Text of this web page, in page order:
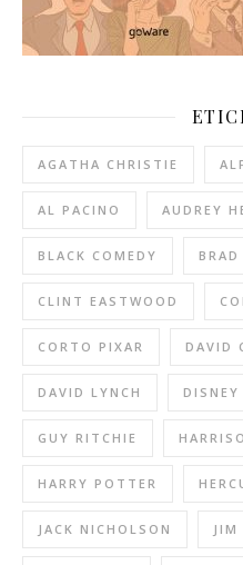
AGATHA CHRISTIE
AL PACINO AUDREY
BLACK COMEDY
CLINT EASTWOOD
CORTO PIXAR DAVID
DAVID LYNCH DISNEY
GUY RITCHIE
HARRY POTTER
JACK NICHOLSON JIM